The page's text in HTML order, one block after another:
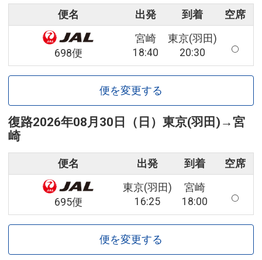
便名 出発 到着 空席
698便
宮崎
18:40
東京(羽田)
20:30
便を変更する
復路2026年08月30日（日） 東京(羽田) →宮
崎
便名 出発 到着 空席
695便
東京(羽田)
16:25
宮崎
18:00
便を変更する